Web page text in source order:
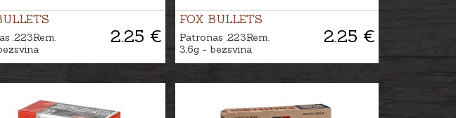
2.25 €
.223Rem.
FOX BULLETS
2.25 €
Patronas .223Rem.
3,6g - bezsvina